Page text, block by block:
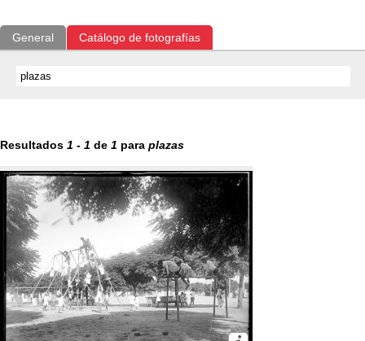
General Catálogo de fotografías
Resultados 1 - 1 de 1 para plazas